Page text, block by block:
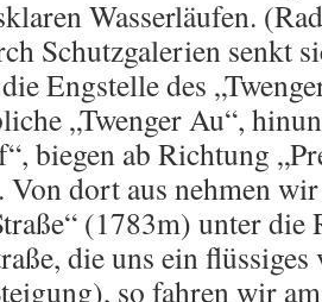
Wasserläufen.
Schutzgalerien senkt
Engstelle des
„Twenger Au“,
biegen ab Richtung
dort aus nehmen
(1783m) unter die
die uns ein
so fahren wir